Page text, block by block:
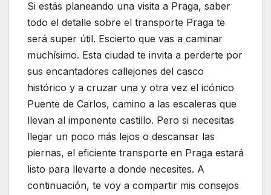
Si estás planeando una visita a Praga, saber
todo el detalle sobre el transporte Praga te
será super útil. Escierto que vas a caminar
muchísimo. Esta ciudad te invita a perderte por
sus encantadores callejones del casco
histórico y a cruzar una y otra vez el icónico
Puente de Carlos, camino a las escaleras que
llevan al imponente castillo. Pero si necesitas
llegar un poco más lejos o descansar las
piernas, el eficiente transporte en Praga estará
listo para llevarte a donde necesites. A
continuación, te voy a compartir mis consejos